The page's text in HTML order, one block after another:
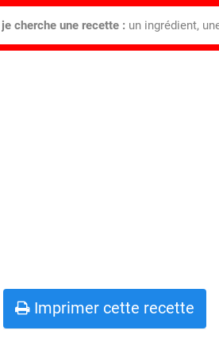
je cherche une recette : un ingrédient,
Imprimer cette recette